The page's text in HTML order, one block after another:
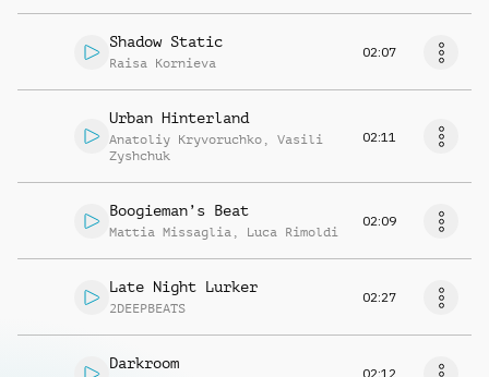
Shadow Static
Raisa Kornieva
02:07
Urban Hinterland
Anatoliy Kryvoruchko , Vasili
Zyshchuk
02:11
Boogieman’s Beat
Mattia Missaglia , Luca Rimoldi
02:09
Late Night Lurker
2DEEPBEATS
02:27
Darkroom
02:12